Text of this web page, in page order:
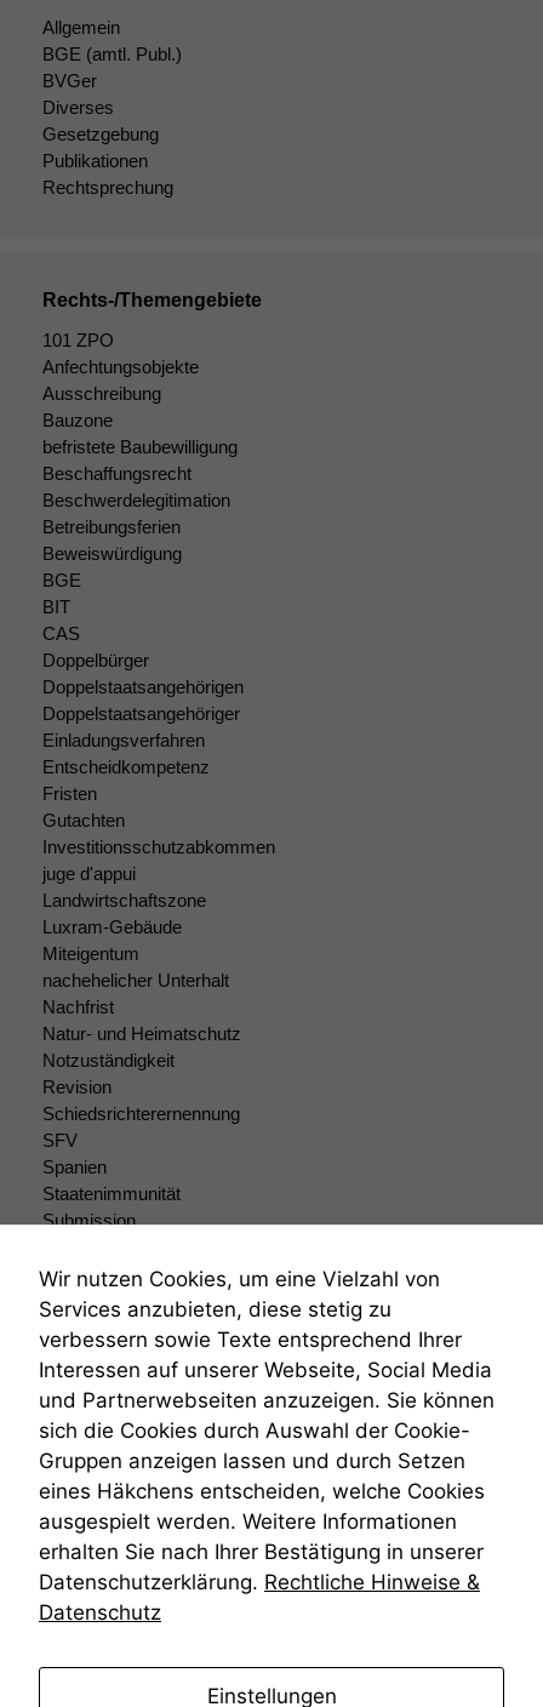
Allgemein
BGE (amtl. Publ.)
BVGer
Diverses
Gesetzgebung
Publikationen
Rechtsprechung
Rechts-/Themengebiete
101 ZPO
Anfechtungsobjekte
Ausschreibung
Bauzone
befristete Baubewilligung
Beschaffungsrecht
Beschwerdelegitimation
Betreibungsferien
Beweiswürdigung
BGE
BIT
CAS
Doppelbürger
Doppelstaatsangehörigen
Doppelstaatsangehöriger
Einladungsverfahren
Entscheidkompetenz
Fristen
Gutachten
Investitionsschutzabkommen
juge d'appui
Landwirtschaftszone
Luxram-Gebäude
Miteigentum
nachehelicher Unterhalt
Nachfrist
Natur- und Heimatschutz
Notzuständigkeit
Revision
Schiedsrichterernennung
SFV
Spanien
Staatenimmunität
Submission
Teilungsklage
Venezuela
VRK
Wiederherstellungsanordnung
Zivilprozessordnung
ZPO
Zustellfiktion
Zuständigkeit
Öffentliches Personalrecht
Öffentlichkeitsprinzip
Wir nutzen Cookies, um eine Vielzahl von
Services anzubieten, diese stetig zu
verbessern sowie Texte entsprechend Ihrer
Interessen auf unserer Webseite, Social Media
und Partnerwebseiten anzuzeigen. Sie können
sich die Cookies durch Auswahl der Cookie-
Gruppen anzeigen lassen und durch Setzen
eines Häkchens entscheiden, welche Cookies
ausgespielt werden. Weitere Informationen
erhalten Sie nach Ihrer Bestätigung in unserer
Datenschutzerklärung. Rechtliche Hinweise &
Datenschutz
Einstellungen
deaktivieren,
Website nicht
zu 100%
funktionieren.
Marketing
Wir speichern
anonyme Daten ab,
um interne
marketingtechnische
Auswertungen
durchführen zu
können. Diese helfen